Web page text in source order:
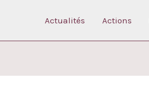
Actualités Actions